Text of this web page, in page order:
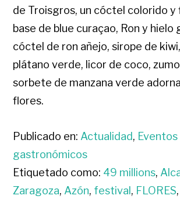
de Troisgros, un cóctel colorido y
base de blue curaçao, Ron y hielo
cóctel de ron añejo, sirope de
plátano verde, licor de coco,
sorbete de manzana verde
flores.
Publicado en: Actualidad, Eventos
gastronómicos
Etiquetado como: 49 millions,
Zaragoza, Azón, festival, FLORES,